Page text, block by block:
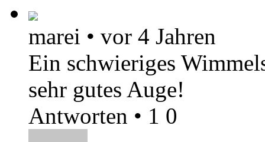
marei • vor 4 Jahren
Ein schwieriges
sehr gutes Auge!
Antworten • 1 0